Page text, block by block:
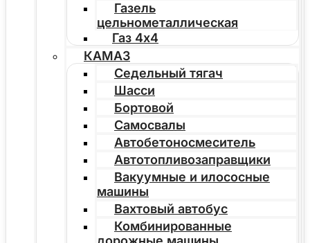
Газель
цельнометаллическая
Газ 4х4
КАМАЗ
Седельный тягач
Шасси
Бортовой
Самосвалы
Автобетоносмеситель
Автотопливозаправщики
Вакуумные и илососные
машины
Вахтовый автобус
Комбинированные